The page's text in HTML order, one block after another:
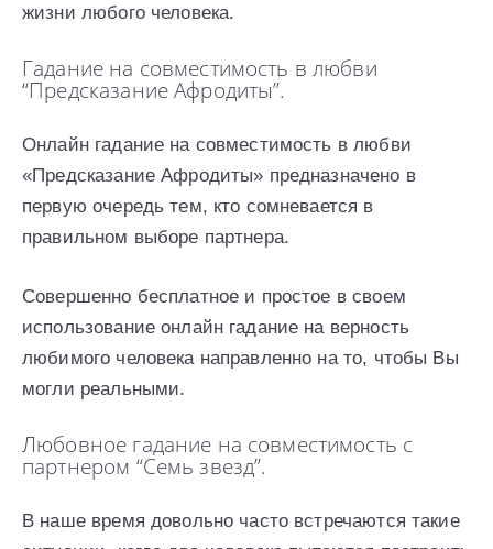
жизни любого человека.
Гадание на совместимость в любви
“Предсказание Афродиты”.
Онлайн гадание на совместимость в любви
«Предсказание Афродиты» предназначено в
первую очередь тем, кто сомневается в
правильном выборе партнера.
Совершенно бесплатное и простое в своем
использование онлайн гадание на верность
любимого человека направленно на то, чтобы Вы
могли реальными.
Любовное гадание на совместимость с
партнером “Семь звезд”.
В наше время довольно часто встречаются такие